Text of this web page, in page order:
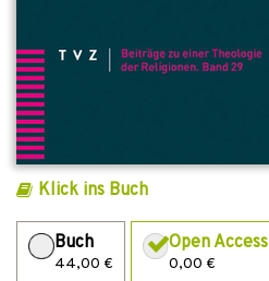
Klick ins Buch
Buch
44,00 €
Open Access
0,00 €